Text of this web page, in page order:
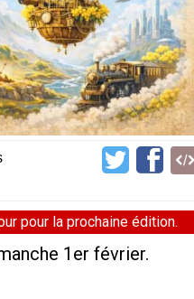
pour la prochaine édition.
1er février.